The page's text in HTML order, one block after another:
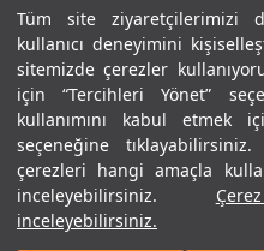
Tüm site ziyaretçilerimizi
kullanıcı deneyimini
sitemizde çerezler
için “Tercihleri Yönet”
kullanımını kabul etmek
seçeneğine
çerezleri hangi amaçla
inceleyebilirsiniz.
inceleyebilirsiniz.
+ 9 Renk
E-posta
bilgi@underarmour.com
Sipariş Sorgulama
Bize Ulaşın
Teslimat Bilgileri
İşlem Rehberi
İade ve Değişimler
Sıkça Sorulan Sorular
Beden Rehberi
Site Haritası
Hakkımızda
Ticari Bilgiler
Hükümler ve Koşullar
Gizlilik Politikası
Çerez Politikası
Kariyer
ETBİS
UA Sosyal Medya
Instagram
Facebook
Twitter
Popüler Kategoriler
Erkek Basketbol Ayakkabısı
Çocuk Basketbol